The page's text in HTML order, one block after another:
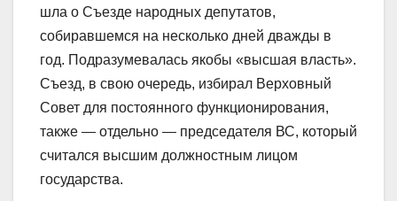
шла о Съезде народных депутатов,
собиравшемся на несколько дней дважды в
год. Подразумевалась якобы «высшая власть».
Съезд, в свою очередь, избирал Верховный
Совет для постоянного функционирования,
также — отдельно — председателя ВС, который
считался высшим должностным лицом
государства.